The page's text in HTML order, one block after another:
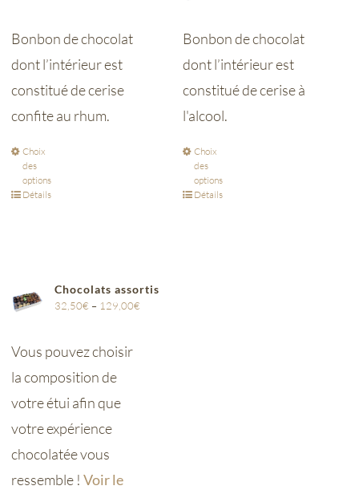
Bonbon de chocolat
dont l’intérieur est
constitué de cerise
confite au rhum.
Choix
des
options
Détails
Bonbon de chocolat
dont l’intérieur est
constitué de cerise à
l'alcool.
Choix
des
options
Détails
Chocolats assortis
32,50€ – 129,00€
Vous pouvez choisir
la composition de
votre étui afin que
votre expérience
chocolatée vous
ressemble !Voir le